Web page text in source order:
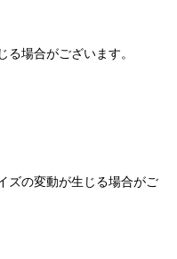
る場合がございます。
ズの変動が生じる場合がご